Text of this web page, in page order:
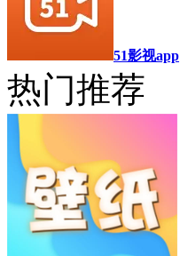
51影视app
热门推荐